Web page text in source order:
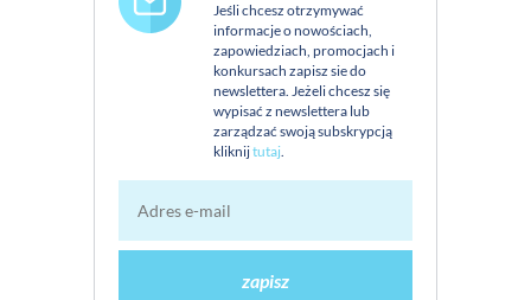
Jeśli chcesz otrzymywać
informacje o nowościach,
zapowiedziach, promocjach i
konkursach zapisz sie do
newslettera. Jeżeli chcesz się
wypisać z newslettera lub
zarządzać swoją subskrypcją
kliknijtutaj.
zapisz